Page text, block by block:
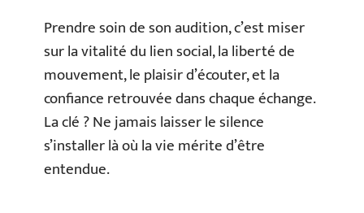
Prendre soin de son audition, c’est miser
sur la vitalité du lien social, la liberté de
mouvement, le plaisir d’écouter, et la
confiance retrouvée dans chaque échange.
La clé ? Ne jamais laisser le silence
s’installer là où la vie mérite d’être
entendue.